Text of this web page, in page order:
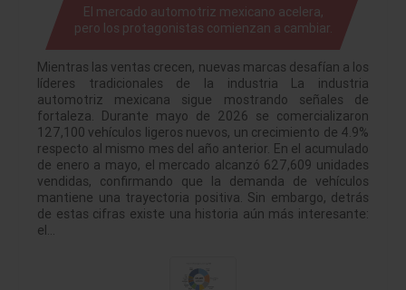
El mercado automotriz mexicano acelera,
pero los protagonistas comienzan a cambiar.
Mientras las ventas crecen, nuevas marcas desafían a los
líderes tradicionales de la industria La industria
automotriz mexicana sigue mostrando señales de
fortaleza. Durante mayo de 2026 se comercializaron
127,100 vehículos ligeros nuevos, un crecimiento de 4.9%
respecto al mismo mes del año anterior. En el acumulado
de enero a mayo, el mercado alcanzó 627,609 unidades
vendidas, confirmando que la demanda de vehículos
mantiene una trayectoria positiva. Sin embargo, detrás
de estas cifras existe una historia aún más interesante:
el…